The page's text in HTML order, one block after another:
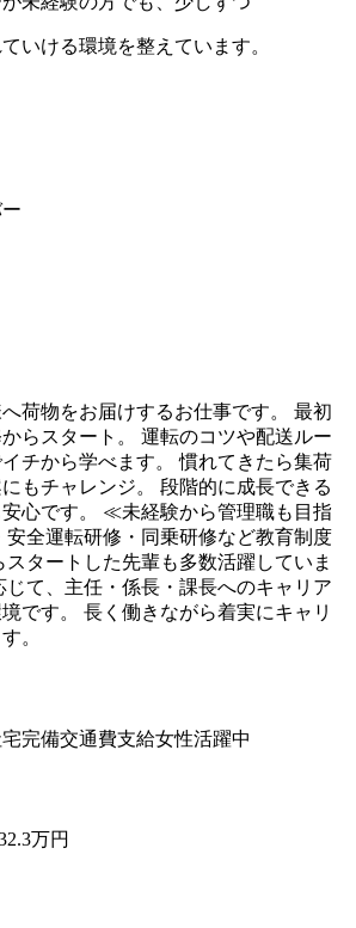
いける環境を整えています。
荷物をお届けするお仕事です。 最初
らスタート。 運転のコツや配送ルー
チから学べます。 慣れてきたら集荷
もチャレンジ。 段階的に成長できる
心です。 ≪未経験から管理職も目指
全運転研修・同乗研修など教育制度
タートした先輩も多数活躍していま
て、主任・係長・課長へのキャリア
です。 長く働きながら着実にキャリ
。
完備交通費支給女性活躍中
万円